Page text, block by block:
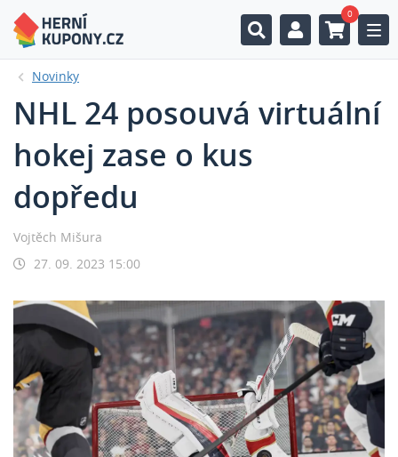
0
Novinky
NHL 24 posouvá virtuální
hokej zase o kus
dopředu
Vojtěch Mišura
27. 09. 2023 15:00